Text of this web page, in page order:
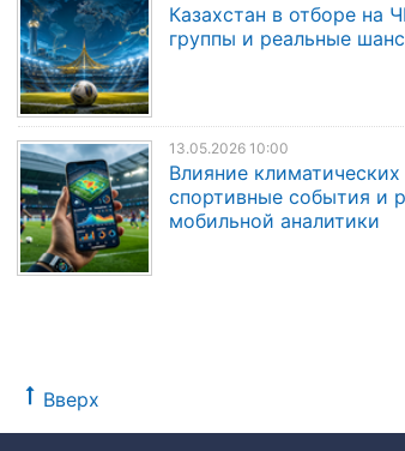
Казахстан в отборе на
группы и реальные
13.05.2026 10:00
Влияние
спортивные события и
мобильной аналитики
Вверх